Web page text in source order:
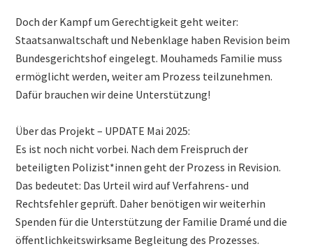
Doch der Kampf um Gerechtigkeit geht weiter:
Staatsanwaltschaft und Nebenklage haben Revision beim
Bundesgerichtshof eingelegt. Mouhameds Familie muss
ermöglicht werden, weiter am Prozess teilzunehmen.
Dafür brauchen wir deine Unterstützung!
Über das Projekt – UPDATE Mai 2025:
Es ist noch nicht vorbei. Nach dem Freispruch der
beteiligten Polizist*innen geht der Prozess in Revision.
Das bedeutet: Das Urteil wird auf Verfahrens- und
Rechtsfehler geprüft. Daher benötigen wir weiterhin
Spenden für die Unterstützung der Familie Dramé und die
öffentlichkeitswirksame Begleitung des Prozesses.